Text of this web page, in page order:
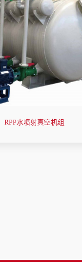
RPP水喷射真空机组